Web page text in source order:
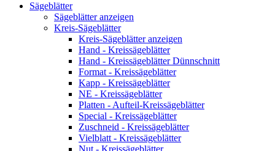
Sägeblätter
Sägeblätter anzeigen
Kreis-Sägeblätter
Kreis-Sägeblätter anzeigen
Hand - Kreissägeblätter
Hand - Kreissägeblätter Dünnschnitt
Format - Kreissägeblätter
Kapp - Kreissägeblätter
NE - Kreissägeblätter
Platten - Aufteil-Kreissägeblätter
Special - Kreissägeblätter
Zuschneid - Kreissägeblätter
Vielblatt - Kreissägeblätter
Nut - Kreissägeblätter